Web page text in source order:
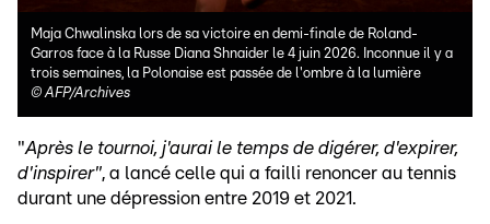
Maja Chwalinska lors de sa victoire en demi-finale de Roland-
Garros face à la Russe Diana Shnaider le 4 juin 2026. Inconnue il y a
trois semaines, la Polonaise est passée de l'ombre à la lumière
©AFP/Archives
"Après le tournoi, j'aurai le temps de digérer, d'expirer,
d'inspirer", a lancé celle qui a failli renoncer au tennis
durant une dépression entre 2019 et 2021.